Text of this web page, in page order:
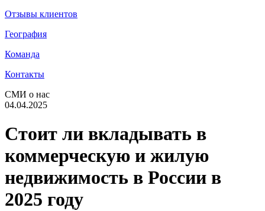
Отзывы клиентов
География
Команда
Контакты
СМИ о нас
04.04.2025
Стоит ли вкладывать в
коммерческую и жилую
недвижимость в России в
2025 году